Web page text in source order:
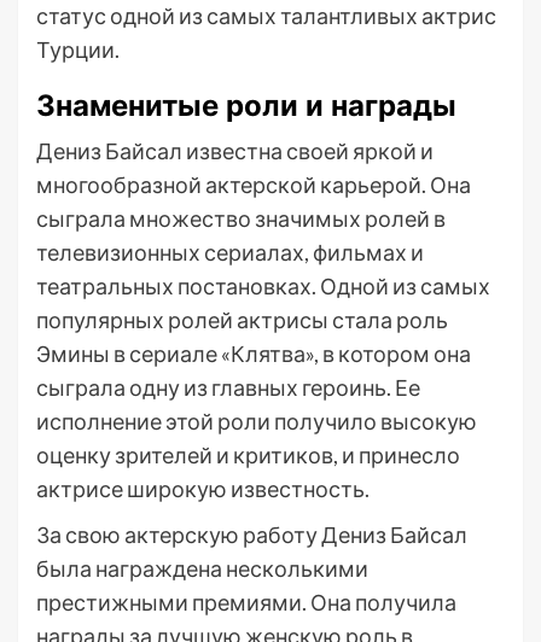
статус одной из самых талантливых актрис
Турции.
Знаменитые роли и награды
Дениз Байсал известна своей яркой и
многообразной актерской карьерой. Она
сыграла множество значимых ролей в
телевизионных сериалах, фильмах и
театральных постановках. Одной из самых
популярных ролей актрисы стала роль
Эмины в сериале «Клятва», в котором она
сыграла одну из главных героинь. Ее
исполнение этой роли получило высокую
оценку зрителей и критиков, и принесло
актрисе широкую известность.
За свою актерскую работу Дениз Байсал
была награждена несколькими
престижными премиями. Она получила
награды за лучшую женскую роль в